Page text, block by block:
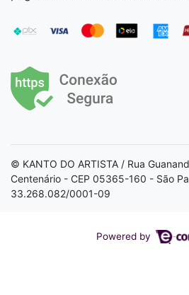
© KANTO DO ARTISTA / Rua
Centenário - CEP 05365-160 - São
33.268.082/0001-09
Powered by